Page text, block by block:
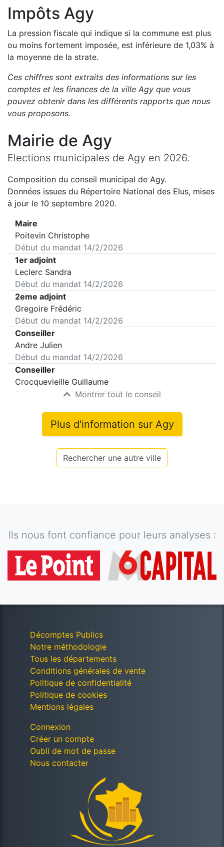
Impôts Agy
La pression fiscale qui indique si la commune est plus
ou moins fortement imposée, est inférieure de 1,03% à
la moyenne de la strate.
Ces chiffres sont extraits des informations sur les
comptes et les finances de la ville Agy que vous
pouvez obtenir dans les différents rapports que nous
vous proposons.
Mairie de Agy
Elections municipales de Agy en 2026.
Composition du conseil municipal de Agy.
Données issues du Répertoire National des Elus, mises
à jour le 10 septembre 2020.
Maire
Poitevin Christophe
Début du mandat 14/2/2026
1er adjoint
Leclerc Sandra
Début du mandat 14/2/2026
2eme adjoint
Gregoire Frédéric
Début du mandat 14/2/2026
Conseiller
Andre Julien
Début du mandat 14/2/2026
Conseiller
Crocquevieille Guillaume
Début du mandat14/2/2026
Montrer tout le conseil
Plus d'information sur Agy
Rechercher une autre ville
Ils nous font confiance pour leurs analyses :
Décomptes Publics
Notre méthodologie
Tous les départements
Conditions générales de vente
Politique de confidentialité
Politique de cookies
Mentions légales
Connexion
Créer un compte
Oubli de mot de passe
Nous contacter